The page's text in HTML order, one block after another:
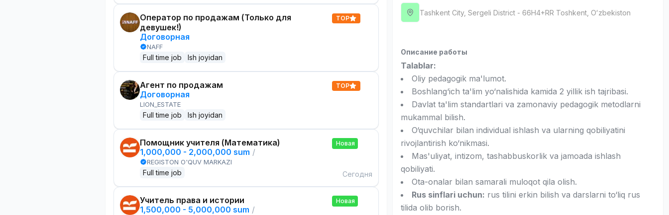
Оператор по продажам (Только для
девушек!)
Договорная
NAFF
Full time job Ish joyidan
TOP
Агент по продажам
Договорная
LION_ESTATE
Full time job Ish joyidan
TOP
Помощник учителя (Математика)
1,000,000 - 2,000,000 sum /
REGISTON O'QUV MARKAZI
Full time job
Новая
Сегодня
Учитель права и истории
1,500,000 - 5,000,000 sum /
Новая
Tashkent City, Sergeli District - 66H4+RR Тоshkent, Oʻzbekiston
Описание работы
Talablar:
Oliy pedagogik ma'lumot.
Boshlang‘ich ta'lim yo‘nalishida kamida 2 yillik ish tajribasi.
Davlat ta'lim standartlari va zamonaviy pedagogik metodlarni
mukammal bilish.
O‘quvchilar bilan individual ishlash va ularning qobiliyatini
rivojlantirish ko‘nikmasi.
Mas'uliyat, intizom, tashabbuskorlik va jamoada ishlash
qobiliyati.
Ota-onalar bilan samarali muloqot qila olish.
Rus sinflari uchun: rus tilini erkin bilish va darslarni to‘liq rus
tilida olib borish.